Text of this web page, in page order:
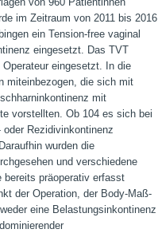
im Zeitraum von 2011 bis 2016
ein Tension-free vaginal
eingesetzt. Das TVT
eingesetzt. In die
miteinbezogen, die sich mit
mit
vorstellten. Ob 104 es sich bei
Rezidivinkontinenz
wurden die
und verschiedene
bereits präoperativ erfasst
der Operation, der Body-Maß-
eine Belastungsinkontinenz